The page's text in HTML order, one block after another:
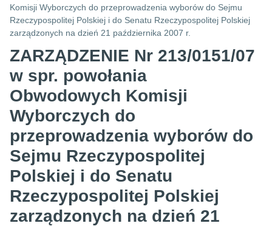
Komisji Wyborczych do przeprowadzenia wyborów do Sejmu
Rzeczypospolitej Polskiej i do Senatu Rzeczypospolitej Polskiej
zarządzonych na dzień 21 października 2007 r.
ZARZĄDZENIE Nr 213/0151/07
w spr. powołania
Obwodowych Komisji
Wyborczych do
przeprowadzenia wyborów do
Sejmu Rzeczypospolitej
Polskiej i do Senatu
Rzeczypospolitej Polskiej
zarządzonych na dzień 21